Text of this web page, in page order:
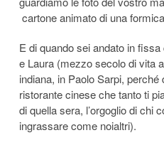
cartone animato di una
E di quando sei andato in
e Laura (mezzo secolo di vita
indiana, in Paolo Sarpi,
ristorante cinese che tanto ti
di quella sera, l’orgoglio di chi
ingrassare come noialtri).